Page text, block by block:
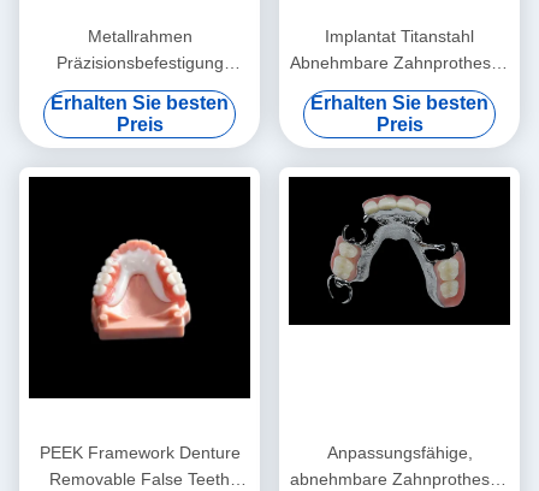
Metallrahmen
Präzisionsbefestigung
Überprothese Ausnehmbare
Zahnprothese
Erhalten Sie besten
Preis
Implantat Titanstahl
Abnehmbare Zahnprothesen
Titanstahl Implantatstahl
Überpräparate
Erhalten Sie besten
Preis
PEEK Framework Denture
Removable False Teeth
Anpassungsfähige,
abnehmbare Zahnprothesen